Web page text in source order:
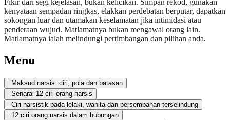
Fikir dari segi kejelasan, bukan kelicikan. Simpan rekod, gunakan
kenyataan sempadan ringkas, elakkan perdebatan berputar, dapatkan
sokongan luar dan utamakan keselamatan jika intimidasi atau
penderaan wujud. Matlamatnya bukan mengawal orang lain.
Matlamatnya ialah melindungi pertimbangan dan pilihan anda.
Menu
Maksud narsis: ciri, pola dan batasan
Senarai 12 ciri orang narsis
Ciri narsistik pada lelaki, wanita dan persembahan terselindung
12 ciri orang narsis dalam hubungan